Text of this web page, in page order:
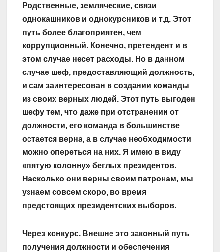
Родственные, земляческие, связи
однокашников и однокурсников и т.д. Этот
путь более благоприятен, чем
коррупционный. Конечно, претендент и в
этом случае несет расходы. Но в данном
случае шеф, предоставляющий должность,
и сам заинтересован в создании команды
из своих верных людей. Этот путь выгоден
шефу тем, что даже при отстранении от
должности, его команда в большинстве
остается верна, а в случае необходимости
можно опереться на них. Я имею в виду
«пятую колонну» беглых президентов.
Насколько они верны своим патронам, мы
узнаем совсем скоро, во время
предстоящих президентских выборов.
Через конкурс. Внешне это законный путь
получения должности и обеспечения